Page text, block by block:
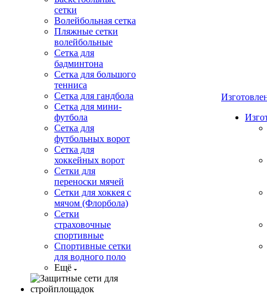
сетки
Волейбольная сетка
Пляжные сетки
волейбольные
Сетка для
бадминтона
Сетка для большого
тенниса
Сетка для гандбола
Сетка для мини-
футбола
Сетка для
футбольных ворот
Сетка для
хоккейных ворот
Сетки для
переноски мячей
Сетки для хоккея с
мячом (Флорбола)
Сетки
страховочные
спортивные
Спортивные сетки
для водного поло
Ещё